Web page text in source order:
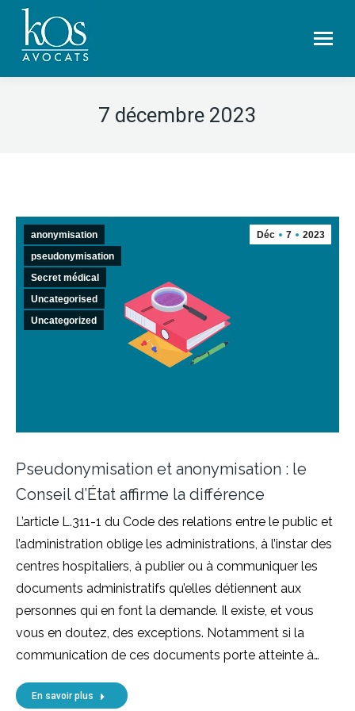
7 décembre 2023
Déc 7 2023
anonymisation
pseudonymisation
Secret médical
Uncategorised
Uncategorized
Pseudonymisation et anonymisation : le
Conseil d’État affirme la différence
L’article L.311-1 du Code des relations entre le public et
l’administration oblige les administrations, à l’instar des
centres hospitaliers, à publier ou à communiquer les
documents administratifs qu’elles détiennent aux
personnes qui en font la demande. Il existe, et vous
vous en doutez, des exceptions. Notamment si la
communication de ces documents porte atteinte à…
En savoir plus